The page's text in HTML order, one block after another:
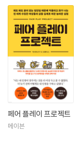
페어 플레이 프로젝트
메이븐